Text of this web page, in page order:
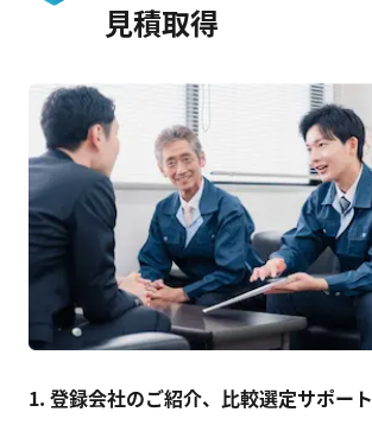
見積取得
1. 登録会社のご紹介、比較選定サポート